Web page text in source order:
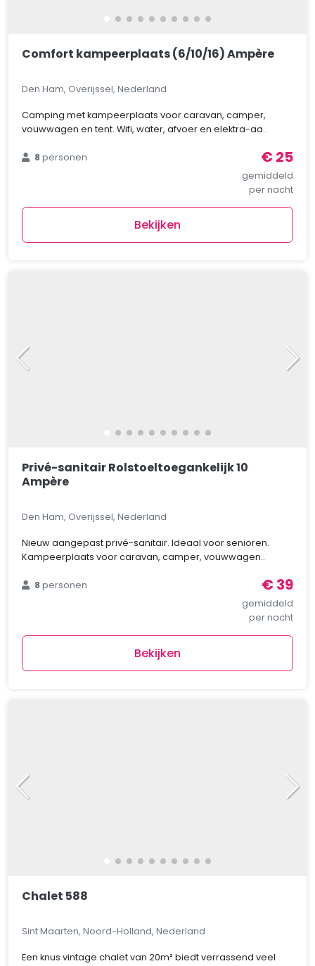
Comfort kampeerplaats (6/10/16) Ampère
Den Ham, Overijssel, Nederland
Camping met kampeerplaats voor caravan, camper,
vouwwagen en tent. Wifi, water, afvoer en elektra-aa..
8personen € 25
gemiddeld
per nacht
Bekijken
Privé-sanitair Rolstoeltoegankelijk 10
Ampère
Den Ham, Overijssel, Nederland
Nieuw aangepast privé-sanitair. Ideaal voor senioren.
Kampeerplaats voor caravan, camper, vouwwagen..
8personen € 39
gemiddeld
per nacht
Bekijken
Chalet 588
Sint Maarten, Noord-Holland, Nederland
Een knus vintage chalet van 20m² biedt verrassend veel